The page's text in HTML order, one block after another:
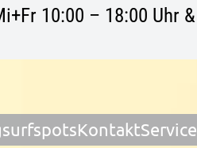
10:00 – 18:00 Uhr
KontaktService